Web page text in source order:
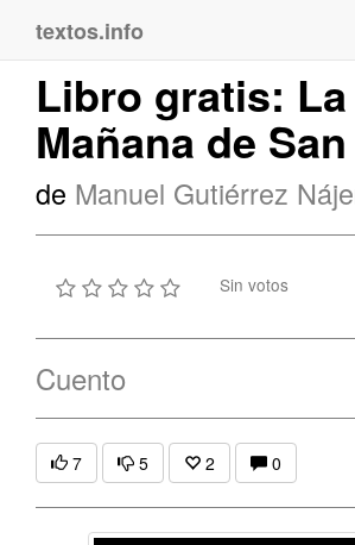
textos.info
Libro gratis: La
Mañana de
de Manuel Gutiérrez
Sin votos
Cuento
7 5 2 0